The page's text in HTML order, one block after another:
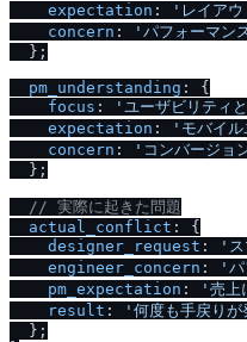
expectation : 'レイアウ
concern : 'パフォーマン
  };
pm_understanding : {
focus : 'ユーザビリティ
expectation : 'モバイル
concern : 'コンバージョ
  };
// 実際に起きた問題
actual_conflict : {
designer_request :
'ス
engineer_concern : 'パ
pm_expectation : '売上
result : '何度も手戻り
  };